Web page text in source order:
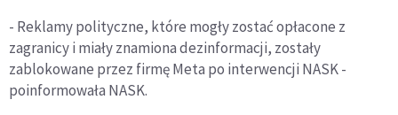
- Reklamy polityczne, które mogły zostać opłacone z
zagranicy i miały znamiona dezinformacji, zostały
zablokowane przez firmę Meta po interwencji NASK -
poinformowała NASK.